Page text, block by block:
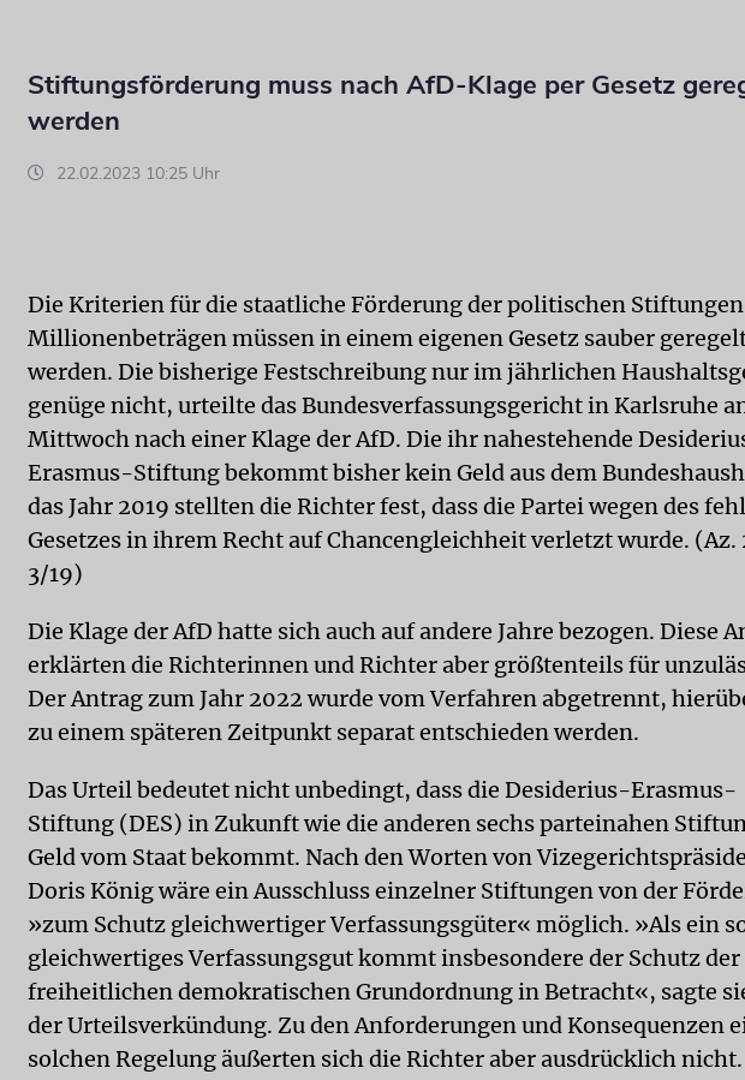
Stiftungsförderung muss nach AfD-Klage per Gesetz
werden
22.02.2023 10:25 Uhr
Die Kriterien für die staatliche Förderung der politischen
Millionenbeträgen müssen in einem eigenen Gesetz sauber
werden. Die bisherige Festschreibung nur im jährlichen
genüge nicht, urteilte das Bundesverfassungsgericht in Karlsruhe
Mittwoch nach einer Klage der AfD. Die ihr nahestehende
Erasmus-Stiftung bekommt bisher kein Geld aus dem
das Jahr 2019 stellten die Richter fest, dass die Partei wegen des
Gesetzes in ihrem Recht auf Chancengleichheit verletzt wurde. (Az.
3/19)
Die Klage der AfD hatte sich auch auf andere Jahre bezogen. Diese
erklärten die Richterinnen und Richter aber größtenteils für
Der Antrag zum Jahr 2022 wurde vom Verfahren abgetrennt,
zu einem späteren Zeitpunkt separat entschieden werden.
Das Urteil bedeutet nicht unbedingt, dass die Desiderius-Erasmus-
Stiftung (DES) in Zukunft wie die anderen sechs parteinahen
Geld vom Staat bekommt. Nach den Worten von
Doris König wäre ein Ausschluss einzelner Stiftungen von der
»zum Schutz gleichwertiger Verfassungsgüter« möglich. »Als ein
gleichwertiges Verfassungsgut kommt insbesondere der Schutz der
freiheitlichen demokratischen Grundordnung in Betracht«, sagte
der Urteilsverkündung. Zu den Anforderungen und Konsequenzen
solchen Regelung äußerten sich die Richter aber ausdrücklich nicht.